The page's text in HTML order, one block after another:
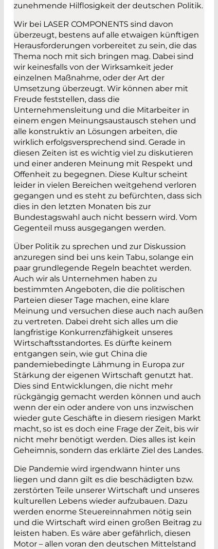
zunehmende Hilflosigkeit der deutschen Politik.
Wir bei LASER COMPONENTS sind davon
überzeugt, bestens auf alle etwaigen künftigen
Herausforderungen vorbereitet zu sein, die das
Thema noch mit sich bringen mag. Dabei sind
wir keinesfalls von der Wirksamkeit jeder
einzelnen Maßnahme, oder der Art der
Umsetzung überzeugt. Wir können aber mit
Freude feststellen, dass die
Unternehmensleitung und die Mitarbeiter in
einem engen Meinungsaustausch stehen und
alle konstruktiv an Lösungen arbeiten, die
wirklich erfolgsversprechend sind. Gerade in
diesen Zeiten ist es wichtig viel zu diskutieren
und einer anderen Meinung mit Respekt und
Offenheit zu begegnen. Diese Kultur scheint
leider in vielen Bereichen weitgehend verloren
gegangen und es steht zu befürchten, dass sich
dies in den letzten Monaten bis zur
Bundestagswahl auch nicht bessern wird. Vom
Gegenteil muss ausgegangen werden.
Über Politik zu sprechen und zur Diskussion
anzuregen sind bei uns kein Tabu, solange ein
paar grundlegende Regeln beachtet werden.
Auch wir als Unternehmen haben zu
bestimmten Angeboten, die die politischen
Parteien dieser Tage machen, eine klare
Meinung und versuchen diese auch nach außen
zu vertreten. Dabei dreht sich alles um die
langfristige Konkurrenzfähigkeit unseres
Wirtschaftsstandortes. Es dürfte keinem
entgangen sein, wie gut China die
pandemiebedingte Lähmung in Europa zur
Stärkung der eigenen Wirtschaft genutzt hat.
Dies sind Entwicklungen, die nicht mehr
rückgängig gemacht werden können und auch
wenn der ein oder andere von uns inzwischen
wieder gute Geschäfte in diesem riesigen Markt
macht, so ist es doch eine Frage der Zeit, bis wir
nicht mehr benötigt werden. Dies alles ist kein
Geheimnis, sondern das erklärte Ziel des Landes.
Die Pandemie wird irgendwann hinter uns
liegen und dann gilt es die beschädigten bzw.
zerstörten Teile unserer Wirtschaft und unseres
kulturellen Lebens wieder aufzubauen. Dazu
werden enorme Steuereinnahmen nötig sein
und die Wirtschaft wird einen großen Beitrag zu
leisten haben. Es wäre aber gefährlich, diesen
Motor – allen voran den deutschen Mittelstand